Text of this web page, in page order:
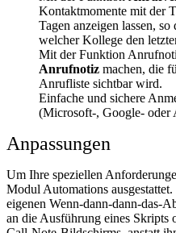
Kontaktmomente mit der
Tagen anzeigen lassen,
welcher Kollege den
Mit der Funktion
Anrufnotiz machen, die
Anrufliste sichtbar wird.
Einfache und sichere
(Microsoft-, Google- oder
Anpassungen
Um Ihre speziellen
Modul Automations
eigenen Wenn-dann-dann-das-
an die Ausführung eines Skripts